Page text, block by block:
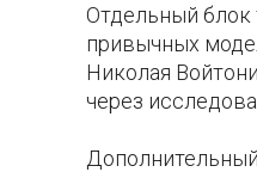
Отдельный блок
привычных
Николая
через